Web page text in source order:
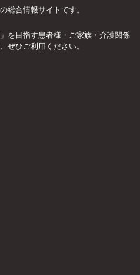
総合情報サイトです。
を目指す患者様・ご家族・介護関係
ぜひご利用ください。